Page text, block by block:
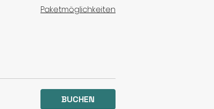
Paketmöglichkeiten
BUCHEN